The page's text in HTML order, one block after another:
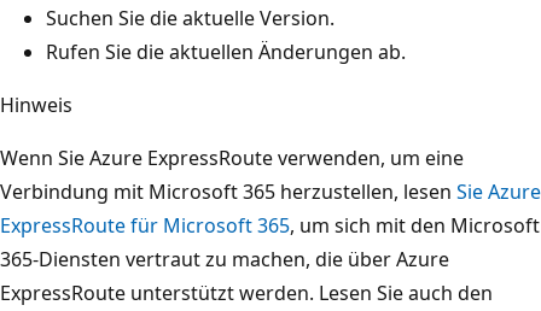
Suchen Sie die aktuelle Version.
Rufen Sie die aktuellen Änderungen ab.
Hinweis
Wenn Sie Azure ExpressRoute verwenden, um eine
Verbindung mit Microsoft 365 herzustellen, lesen Sie Azure
ExpressRoute für Microsoft 365, um sich mit den Microsoft
365-Diensten vertraut zu machen, die über Azure
ExpressRoute unterstützt werden. Lesen Sie auch den